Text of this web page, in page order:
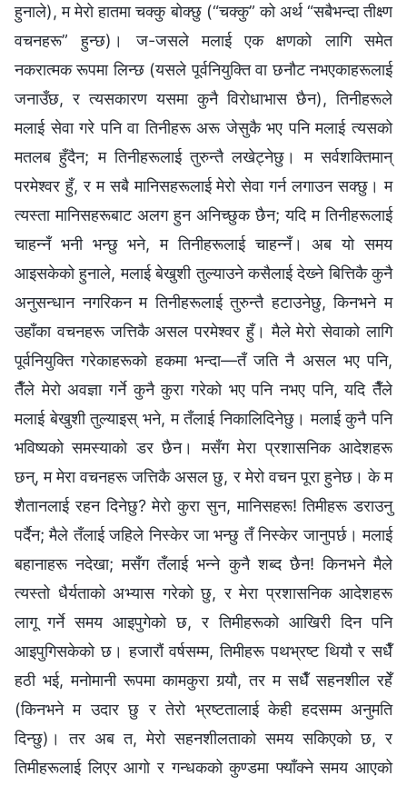
हुनाले), म मेरो हातमा चक्कु बोक्छु (“चक्कु” को अर्थ “सबैभन्दा तीक्ष्ण
वचनहरू” हुन्छ)। ज-जसले मलाई एक क्षणको लागि समेत
नकरात्मक रूपमा लिन्छ (यसले पूर्वनियुक्ति वा छनौट नभएकाहरूलाई
जनाउँछ, र त्यसकारण यसमा कुनै विरोधाभास छैन), तिनीहरूले
मलाई सेवा गरे पनि वा तिनीहरू अरू जेसुकै भए पनि मलाई त्यसको
मतलब हुँदैन; म तिनीहरूलाई तुरुन्तै लखेट्नेछु। म सर्वशक्तिमान्‌
परमेश्‍वर हुँ, र म सबै मानिसहरूलाई मेरो सेवा गर्न लगाउन सक्छु। म
त्यस्ता मानिसहरूबाट अलग हुन अनिच्छुक छैन; यदि म तिनीहरूलाई
चाहन्‍नँ भनी भन्छु भने, म तिनीहरूलाई चाहन्‍नँ। अब यो समय
आइसकेको हुनाले, मलाई बेखुशी तुल्याउने कसैलाई देख्‍ने बित्तिकै कुनै
अनुसन्धान नगरिकन म तिनीहरूलाई तुरुन्तै हटाउनेछु, किनभने म
उहाँका वचनहरू जत्तिकै असल परमेश्‍वर हुँ। मैले मेरो सेवाको लागि
पूर्वनियुक्ति गरेकाहरूको हकमा भन्दा—तँ जति नै असल भए पनि,
तैँले मेरो अवज्ञा गर्ने कुनै कुरा गरेको भए पनि नभए पनि, यदि तैँले
मलाई बेखुशी तुल्याइस् भने, म तँलाई निकालिदिनेछु। मलाई कुनै पनि
भविष्यको समस्याको डर छैन। मसँग मेरा प्रशासनिक आदेशहरू
छन्, म मेरा वचनहरू जत्तिकै असल छु, र मेरो वचन पूरा हुनेछ। के म
शैतानलाई रहन दिनेछु? मेरो कुरा सुन, मानिसहरू! तिमीहरू डराउनु
पर्दैन; मैले तँलाई जहिले निस्केर जा भन्छु तँ निस्केर जानुपर्छ। मलाई
बहानाहरू नदेखा; मसँग तँलाई भन्‍ने कुनै शब्‍द छैन! किनभने मैले
त्यस्तो धैर्यताको अभ्यास गरेको छु, र मेरा प्रशासनिक आदेशहरू
लागू गर्ने समय आइपुगेको छ, र तिमीहरूको आखिरी दिन पनि
आइपुगिसकेको छ। हजारौं वर्षसम्‍म, तिमीहरू पथभ्रष्ट थियौ र सधैँ
हठी भई, मनोमानी रूपमा कामकुरा गर्‍यौ, तर म सधैँ सहनशील रहेँ
(किनभने म उदार छु र तेरो भ्रष्टतालाई केही हदसम्‍म अनुमति
दिन्छु)। तर अब त, मेरो सहनशीलताको समय सकिएको छ, र
तिमीहरूलाई लिएर आगो र गन्धकको कुण्डमा फ्याँक्‍ने समय आएको